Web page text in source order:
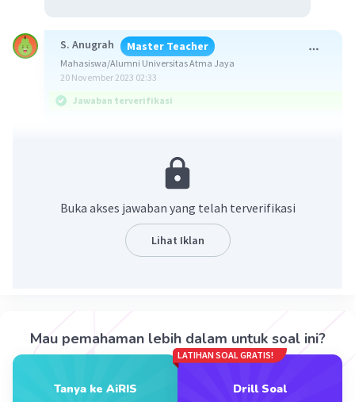
S. Anugrah Master Teacher
Mahasiswa/Alumni Universitas Atma Jaya
20 November 2023 02:33
Jawaban terverifikasi
Pembelajaran Bahasa Indonesia bertujuan agar
mahasiswa mampu berkomunikasi dengan
efisien, baik dan benar sesuai etika dan
benar.
Selain itu dalam beberapa forum nasional juga
Buka akses jawaban yang telah terverifikasi
Lihat Iklan
Mau pemahaman lebih dalam untuk soal ini?
Tanya ke AiRIS
LATIHAN SOAL GRATIS!
Drill Soal